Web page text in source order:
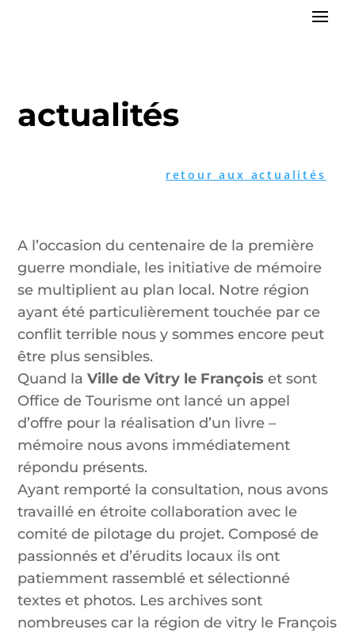
actualités
retour aux actualités
A l’occasion du centenaire de la première
guerre mondiale, les initiative de mémoire
se multiplient au plan local. Notre région
ayant été particulièrement touchée par ce
conflit terrible nous y sommes encore peut
être plus sensibles.
Quand laVille de Vitry le François et sont
Office de Tourisme ont lancé un appel
d’offre pour la réalisation d’un livre –
mémoire nous avons immédiatement
répondu présents.
Ayant remporté la consultation, nous avons
travaillé en étroite collaboration avec le
comité de pilotage du projet. Composé de
passionnés et d’érudits locaux ils ont
patiemment rassemblé et sélectionné
textes et photos. Les archives sont
nombreuses car la région de vitry le François